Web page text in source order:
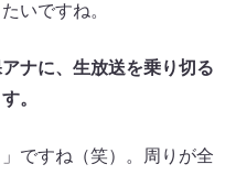
いですね。
ナに、生放送を乗り切る
。
ですね（笑）。周りが全